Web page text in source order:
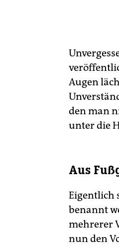
Augen
den man
unter die
Aus
Eigentlich
benannt
mehrerer
nun den